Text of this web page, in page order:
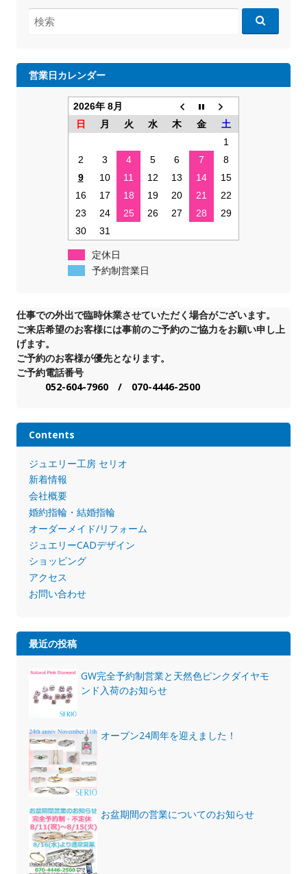
検
索:
営業日カレンダー
2026年 8月
日
月 火 水 木 金
土
1
2
3 4 5 6 7
8
9
10 11 12 13 14
15
16
17 18 19 20 21
22
23
24 25 26 27 28
29
30
31
定休日
予約制営業日
仕事での外出で臨時休業させていただく場合がございます。
ご来店希望のお客様には事前のご予約のご協力をお願い申し上
げます。
ご予約のお客様が優先となります。
ご予約電話番号
052-604-7960 / 070-4446-2500
Contents
ジュエリー工房 セリオ
新着情報
会社概要
婚約指輪・結婚指輪
オーダーメイド/リフォーム
ジュエリーCADデザイン
ショッピング
アクセス
お問い合わせ
最近の投稿
GW完全予約制営業と天然色ピンクダイヤモ
ンド入荷のお知らせ
オープン24周年を迎えました！
お盆期間の営業についてのお知らせ